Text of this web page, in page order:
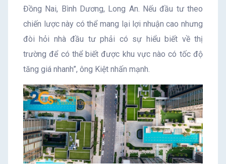
Đồng Nai, Bình Dương, Long An. Nếu đầu tư theo
chiến lược này có thể mang lại lợi nhuận cao nhưng
đòi hỏi nhà đầu tư phải có sự hiểu biết về thị
trường để có thể biết được khu vực nào có tốc độ
tăng giá nhanh”, ông Kiệt nhấn mạnh.